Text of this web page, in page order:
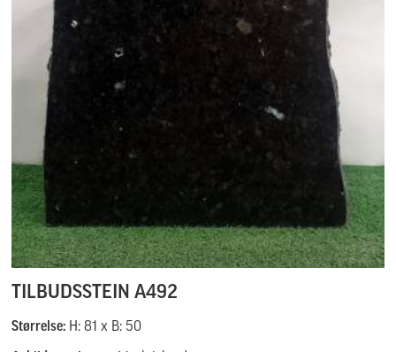
TILBUDSSTEIN A492
Størrelse: H: 81 x B: 50